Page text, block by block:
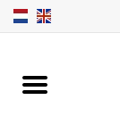
Home